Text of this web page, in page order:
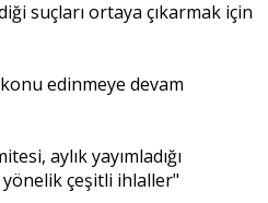
suçları ortaya çıkarmak için
edinmeye devam
aylık yayımladığı
çeşitli ihlaller"